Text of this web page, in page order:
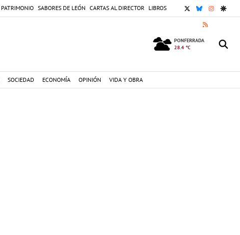
PATRIMONIO SABORES DE LEÓN CARTAS AL DIRECTOR LIBROS X BLUESKY
RSS
PONFERRADA
28.4 °C
SOCIEDAD ECONOMÍA OPINIÓN VIDA Y OBRA